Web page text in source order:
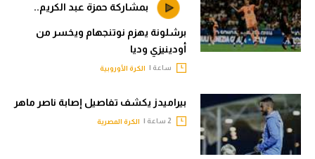
بمشاركة حمزة عبد الكريم..
برشلونة يهزم نوتنجهام ويخسر من
أودينيزي وديا
ساعة | الكرة الأوروبية
بيراميدز يكشف تفاصيل إصابة ناصر ماهر
الكرة المصرية